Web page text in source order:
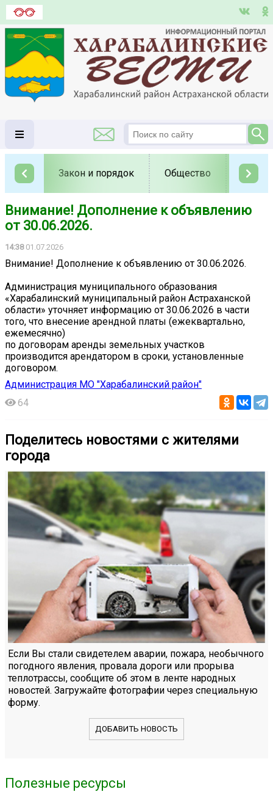
Закон и порядок Общество
Внимание! Дополнение к объявлению
от 30.06.2026.
14:3801.07.2026
Внимание! Дополнение к объявлению от 30.06.2026.
Администрация муниципального образования
«Харабалинский муниципальный район Астраханской
области» уточняет информацию от 30.06.2026 в части
того, что внесение арендной платы (ежеквартально,
ежемесячно)
по договорам аренды земельных участков
производится арендатором в сроки, установленные
договором.
Администрация МО "Харабалинский район"
64
Поделитесь новостями с жителями
города
Если Вы стали свидетелем аварии, пожара, необычного
погодного явления, провала дороги или прорыва
теплотрассы, сообщите об этом в ленте народных
новостей. Загружайте фотографии через специальную
форму.
ДОБАВИТЬ НОВОСТЬ
Полезные ресурсы